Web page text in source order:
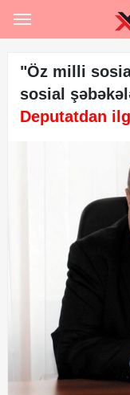
Rəsmi
Hərbi
İqtisadiyyat
Şou-biznes
"Öz milli
sosial
Deputatdan